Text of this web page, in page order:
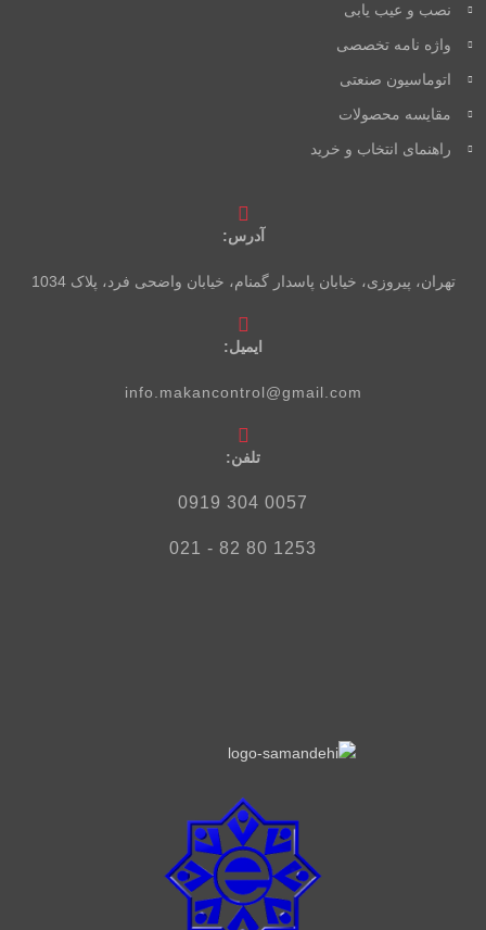
نصب و عیب یابی
واژه نامه تخصصی
اتوماسیون صنعتی
مقایسه محصولات
راهنمای انتخاب و خرید
آدرس:
تهران، پیروزی، خیابان پاسدار گمنام، خیابان واضحی فرد، پلاک 1034
ایمیل:
info.makancontrol@gmail.com
تلفن‌:
0057 304 0919
1253 80 82 - 021